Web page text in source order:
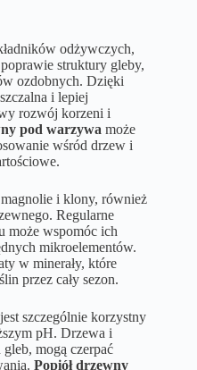
odżywczych,
struktury gleby,
ozdobnych. Dzięki
i lepiej
rozwój korzeni i
pod warzywa może
wśród drzew i
i klony, również
Regularne
może wspomóc ich
mikroelementów.
w minerały, które
przez cały sezon.
szczególnie korzystny
pH. Drzewa i
mogą czerpać
Popiół drzewny